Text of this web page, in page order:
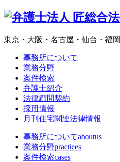
東京・大阪・名古屋・仙台・福岡
事務所について
業務分野
案件検索
弁護士紹介
法律顧問契約
採用情報
月刊住宅関連法律情報
事務所についてaboutus
業務分野practices
案件検索cases